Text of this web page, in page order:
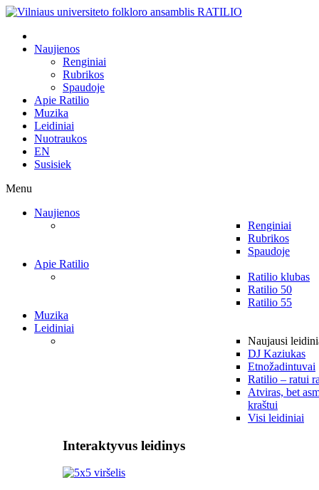
Naujienos
Renginiai
Rubrikos
Spaudoje
Apie Ratilio
Muzika
Leidiniai
Nuotraukos
EN
Susisiek
Menu
Naujienos
Renginiai
Rubrikos
Spaudoje
Apie Ratilio
Ratilio klubas
Ratilio 50
Ratilio 55
Muzika
Leidiniai
Naujausi
DJ Kaziukas
Etnožadintuvai
Ratilio – ratui
Atviras, bet
kraštui
Visi leidiniai
Interaktyvus leidinys